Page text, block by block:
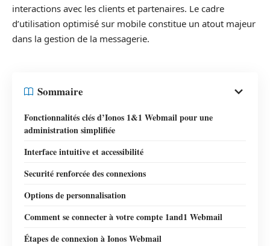
interactions avec les clients et partenaires. Le cadre
d’utilisation optimisé sur mobile constitue un atout majeur
dans la gestion de la messagerie.
Sommaire
Fonctionnalités clés d’Ionos 1&1 Webmail pour une
administration simplifiée
Interface intuitive et accessibilité
Securité renforcée des connexions
Options de personnalisation
Comment se connecter à votre compte 1and1 Webmail
Étapes de connexion à Ionos Webmail